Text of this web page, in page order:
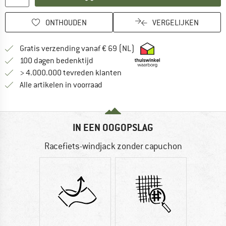
ONTHOUDEN VERGELIJKEN
Gratis verzending vanaf € 69 (NL) Vind hier de
100 dagen bedenktijd Vind de betalingsinformatie hier!
> 4.000.000 tevreden klanten
Alle artikelen in voorraad
IN EEN OOGOPSLAG
Racefiets-windjack zonder capuchon